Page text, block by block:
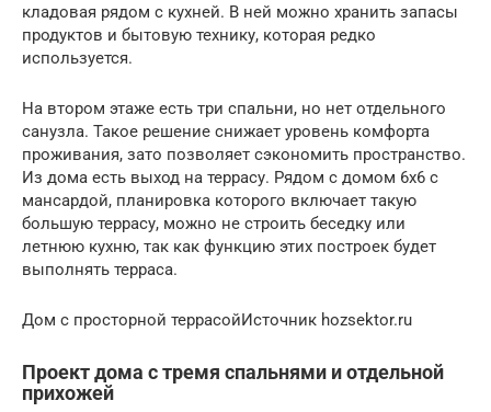
кладовая рядом с кухней. В ней можно хранить запасы
продуктов и бытовую технику, которая редко
используется.
На втором этаже есть три спальни, но нет отдельного
санузла. Такое решение снижает уровень комфорта
проживания, зато позволяет сэкономить пространство.
Из дома есть выход на террасу. Рядом с домом 6х6 с
мансардой, планировка которого включает такую
большую террасу, можно не строить беседку или
летнюю кухню, так как функцию этих построек будет
выполнять терраса.
Дом с просторной террасойИсточник hozsektor.ru
Проект дома с тремя спальнями и отдельной
прихожей